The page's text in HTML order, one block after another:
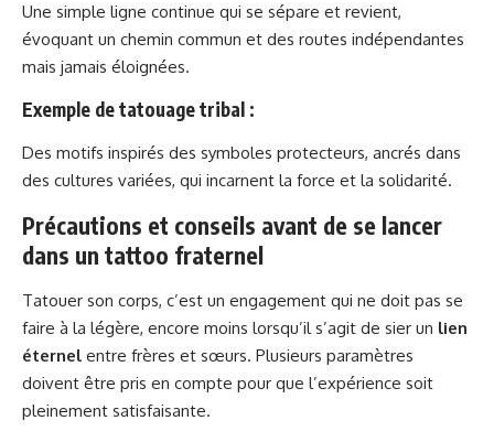
Une simple ligne continue qui se sépare et revient,
évoquant un chemin commun et des routes indépendantes
mais jamais éloignées.
Exemple de tatouage tribal :
Des motifs inspirés des symboles protecteurs, ancrés dans
des cultures variées, qui incarnent la force et la solidarité.
Précautions et conseils avant de se lancer
dans un tattoo fraternel
Tatouer son corps, c’est un engagement qui ne doit pas se
faire à la légère, encore moins lorsqu’il s’agit de sier un lien
éternel entre frères et sœurs. Plusieurs paramètres
doivent être pris en compte pour que l’expérience soit
pleinement satisfaisante.